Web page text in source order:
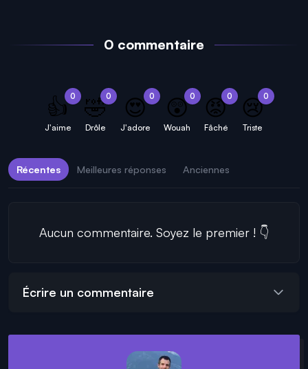
0 commentaire
0
👍
J'aime
0
🤣
Drôle
0
😍
J'adore
0
😲
Wouah
0
😡
Fâché
0
😢
Triste
Récentes Meilleures réponses Anciennes
Aucun commentaire. Soyez le premier ! 👇
Écrire un commentaire